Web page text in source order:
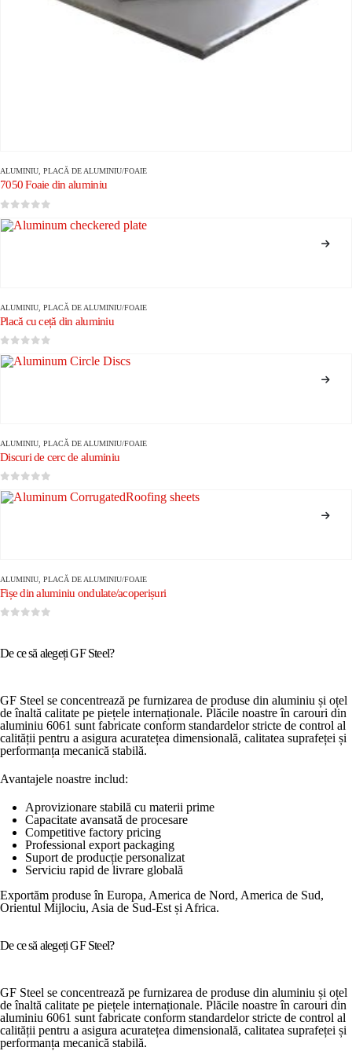
ALUMINIU, PLACĂ DE ALUMINIU/FOAIE
7050 Foaie din aluminiu
ALUMINIU PLACĂ DE ALUMINIU/FOAIE
Placă cu ceță din aluminiu
ALUMINIU PLACĂ DE ALUMINIU/FOAIE
Discuri de cerc de aluminiu
ALUMINIU PLACĂ DE ALUMINIU/FOAIE
Fișe din aluminiu ondulate/acoperișuri
De ce să alegeți GF Steel?
GF Steel se concentrează pe furnizarea de produse din aluminiu și oțel
de înaltă calitate pe piețele internaționale. Plăcile noastre în carouri din
aluminiu 6061 sunt fabricate conform standardelor stricte de control al
calității pentru a asigura acuratețea dimensională, calitatea suprafeței și
performanța mecanică stabilă.
Avantajele noastre includ:
Aprovizionare stabilă cu materii prime
Capacitate avansată de procesare
Competitive factory pricing
Professional export packaging
Suport de producție personalizat
Serviciu rapid de livrare globală
Exportăm produse în Europa, America de Nord, America de Sud,
Orientul Mijlociu, Asia de Sud-Est și Africa.
De ce să alegeți GF Steel?
GF Steel se concentrează pe furnizarea de produse din aluminiu și oțel
de înaltă calitate pe piețele internaționale. Plăcile noastre în carouri din
aluminiu 6061 sunt fabricate conform standardelor stricte de control al
calității pentru a asigura acuratețea dimensională, calitatea suprafeței și
performanța mecanică stabilă.